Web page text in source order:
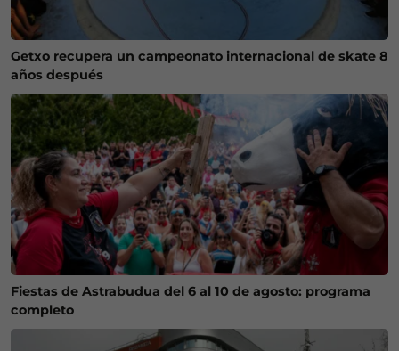
Getxo recupera un campeonato internacional de skate 8
años después
Fiestas de Astrabudua del 6 al 10 de agosto: programa
completo